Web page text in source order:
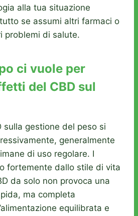
alla tua situazione
se assumi altri farmaci o
problemi di salute.
ci vuole per
del CBD sul
sulla gestione del peso si
generalmente
di uso regolare. I
fortemente dallo stile di vita
da solo non provoca una
ma completa
equilibrata e